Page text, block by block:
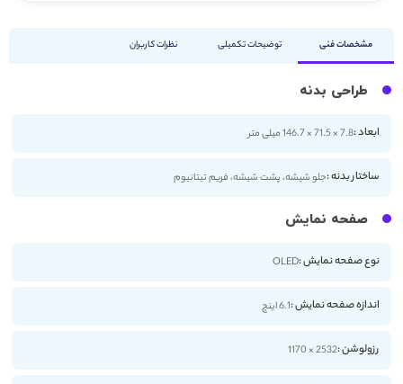
مشخصات فنی توضیحات تکمیلی نظرات کاربران
طراحی بدنه
ابعاد :7.8 × 71.5 × 146.7 میلی متر
ساختار بدنه :جلو شیشه، پشت شیشه، فریم تیتانیوم
صفحه نمایش
نوع صفحه نمایش :OLED
اندازه صفحه نمایش :6.1 اینچ
رزولوشن :2532 × 1170